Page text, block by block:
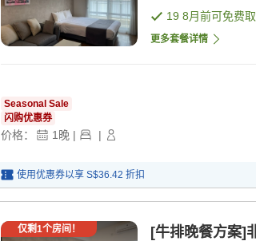
19 8月前可免费
更多套餐详情
Seasonal Sale
闪购优惠券
价格： 1 晚 | |
使用优惠券以享 S$36.42 折扣
仅剩1个房间！
[牛排晚餐方案]